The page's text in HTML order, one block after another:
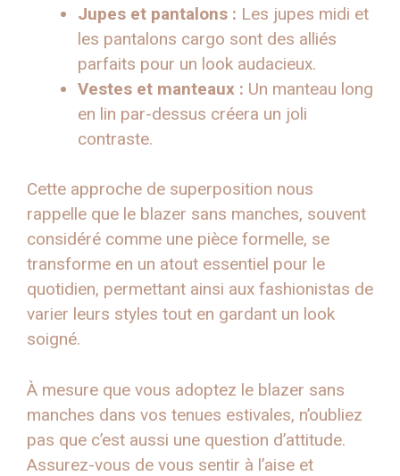
Jupes et pantalons : Les jupes midi et
les pantalons cargo sont des alliés
parfaits pour un look audacieux.
Vestes et manteaux : Un manteau long
en lin par-dessus créera un joli
contraste.
Cette approche de superposition nous
rappelle que le blazer sans manches, souvent
considéré comme une pièce formelle, se
transforme en un atout essentiel pour le
quotidien, permettant ainsi aux fashionistas de
varier leurs styles tout en gardant un look
soigné.
À mesure que vous adoptez le blazer sans
manches dans vos tenues estivales, n’oubliez
pas que c’est aussi une question d’attitude.
Assurez-vous de vous sentir à l’aise et